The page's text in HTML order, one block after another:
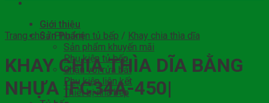
Giới thiệu
Sản Phẩm
Sản phẩm khuyến mãi
Phụ kiện tủ bếp
Chậu vòi rửa bát
Phụ kiện liên kết
Thiết bị nhà bếp
Trang chủ / Phụ kiện tủ bếp / Khay chia thìa dĩa
KHAY CHIA THÌA DĨA BẰNG
NHỰA |FC34A-450|